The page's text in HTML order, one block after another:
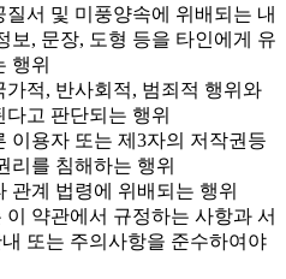
질서 및 미풍양속에 위배되는 내
보, 문장, 도형 등을 타인에게 유
행위
가적, 반사회적, 범죄적 행위와
다고 판단되는 행위
이용자 또는 제3자의 저작권등
리를 침해하는 행위
관계 법령에 위배되는 행위
약관에서 규정하는 사항과 서
또는 주의사항을 준수하여야